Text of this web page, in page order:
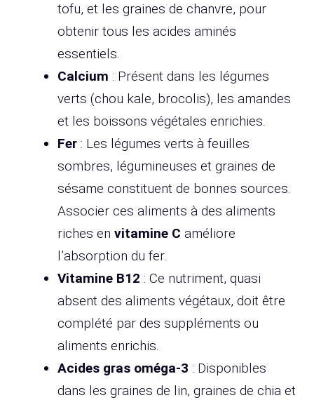
tofu, et les graines de chanvre, pour
obtenir tous les acides aminés
essentiels.
Calcium : Présent dans les légumes
verts (chou kale, brocolis), les amandes
et les boissons végétales enrichies.
Fer : Les légumes verts à feuilles
sombres, légumineuses et graines de
sésame constituent de bonnes sources.
Associer ces aliments à des aliments
riches en vitamine C améliore
l’absorption du fer.
Vitamine B12 : Ce nutriment, quasi
absent des aliments végétaux, doit être
complété par des suppléments ou
aliments enrichis.
Acides gras oméga-3 : Disponibles
dans les graines de lin, graines de chia et